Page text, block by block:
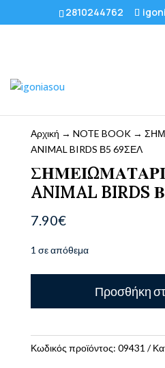
2810244762
Αρχική → NOTE BOOK→
ANIMAL BIRDS Β5 69ΣΕΛ
ANIMAL BIRDS
7.90€
1 σε απόθεμα
ANIMAL
Β5
Προσθήκη
Κωδικός προϊόντος: 09431